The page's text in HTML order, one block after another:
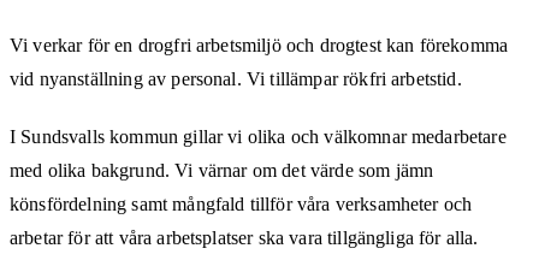
Vi verkar för en drogfri arbetsmiljö och drogtest kan förekomma
vid nyanställning av personal. Vi tillämpar rökfri arbetstid.
I Sundsvalls kommun gillar vi olika och välkomnar medarbetare
med olika bakgrund. Vi värnar om det värde som jämn
könsfördelning samt mångfald tillför våra verksamheter och
arbetar för att våra arbetsplatser ska vara tillgängliga för alla.